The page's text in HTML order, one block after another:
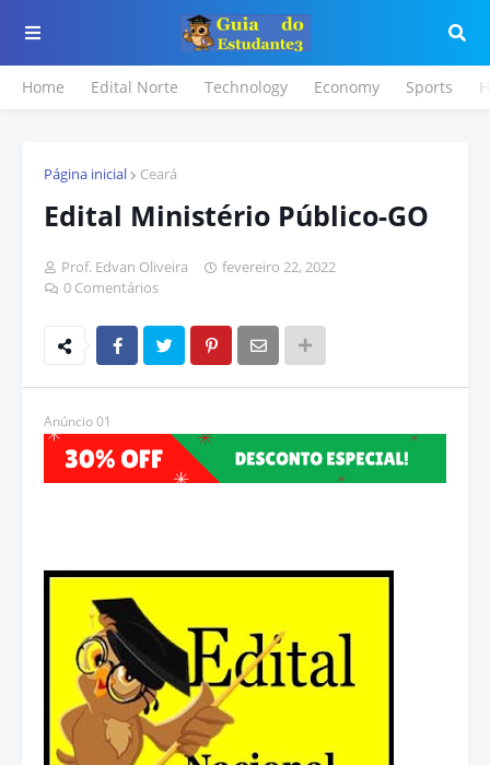
Home Edital Norte Technology Economy Sports
Página inicial Ceará
Edital Ministério Público-GO
Prof. Edvan Oliveira
fevereiro 22, 2022
0 Comentários
Anúncio 01